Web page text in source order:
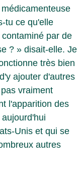
tu ce qu'elle
par de
? » disait-elle. Je
très bien
ajouter d'autres
vraiment
l'apparition des
Unis et qui se
autres